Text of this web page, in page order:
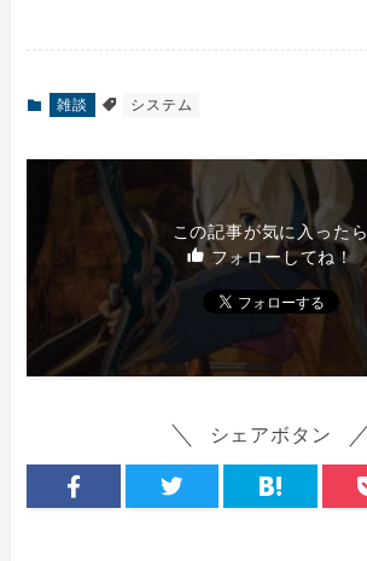
雑談 システム
この記事が気に入ったら
フォローしてね！
シェアボタン